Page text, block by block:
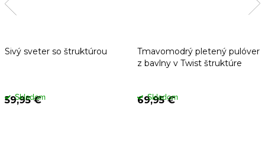
Sivý sveter so štruktúrou
59,95 €
Skladom
Tmavomodrý pletený pulóver
z bavlny v Twist štruktúre
69,95 €
Skladom